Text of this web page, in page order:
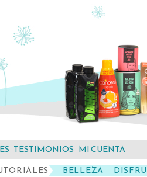
BELLEZA
TESTIMONIOS MI CUENTA